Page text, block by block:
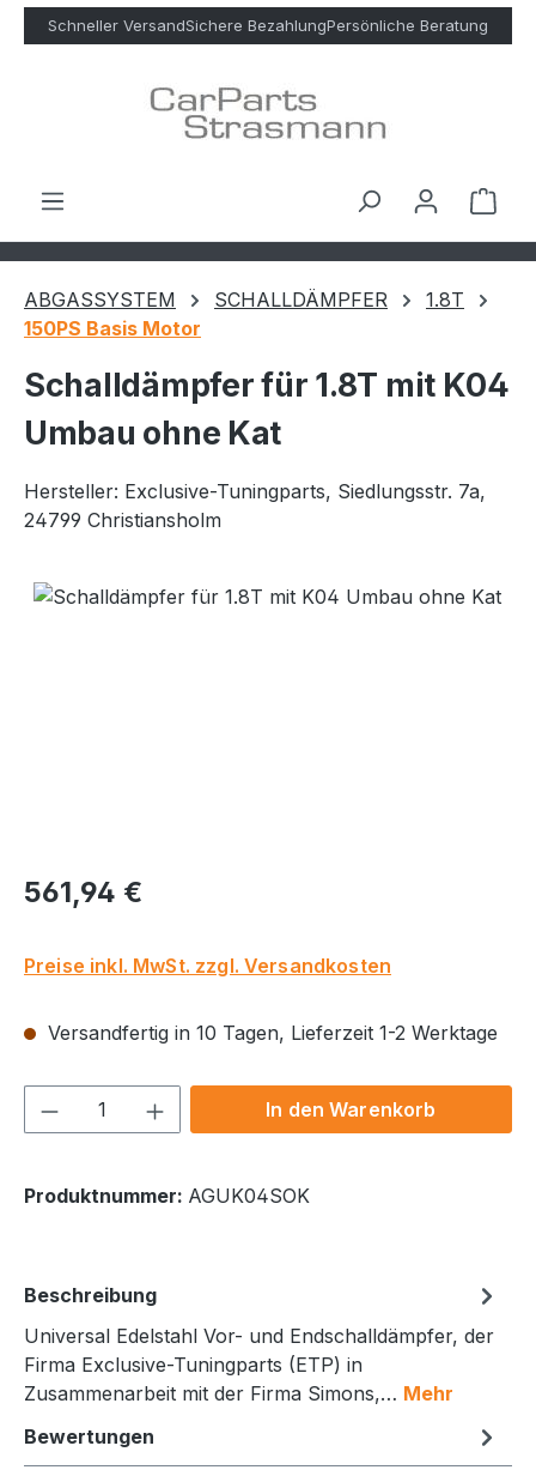
Zum Hauptinhalt springen
Schneller VersandSichere BezahlungPersönliche Beratung
ABGASSYSTEM SCHALLDÄMPFER
1.8T
150PS Basis Motor
Schalldämpfer für 1.8T mit K04
Umbau ohne Kat
Hersteller: Exclusive-Tuningparts, Siedlungsstr. 7a,
24799 Christiansholm
Bildergalerie überspringen
Regulärer Preis:
561,94 €
Preise inkl. MwSt. zzgl. Versandkosten
Versandfertig in 10 Tagen, Lieferzeit 1-2 Werktage
Produkt Anzahl: Gib denIn den Warenkorb
Produktnummer: AGUK04SOK
Beschreibung
Universal Edelstahl Vor- und Endschalldämpfer, der
Firma Exclusive-Tuningparts (ETP) in
Zusammenarbeit mit der Firma Simons,… Mehr
Bewertungen